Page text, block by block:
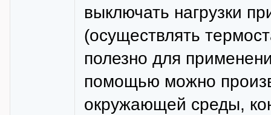
выключать нагрузки
(осуществлять
полезно для
помощью можно
окружающей среды,